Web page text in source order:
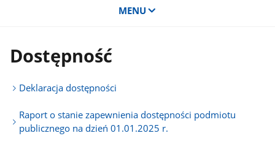
MENU
Dostępność
Deklaracja dostępności
Raport o stanie zapewnienia dostępności podmiotu
publicznego na dzień 01.01.2025 r.